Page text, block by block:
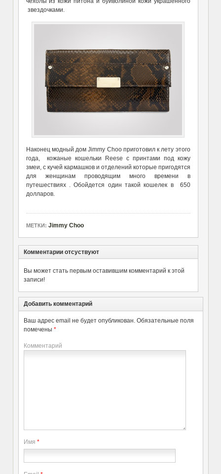
звездочками.
Наконец модный дом Jimmy Choo приготовил к лету этого
года, кожаные кошельки Reese с принтами под кожу
змеи, с кучей кармашков и отделений которые пригодятся
для женщинам проводящим много времени в
путешествиях . Обойдется один такой кошелек в 650
долларов.
МЕТКИ: Jimmy Choo
Комментарии отсуствуют
Вы может стать первым оставившим комментарий к этой
записи!
Добавить комментарий
Ваш адрес email не будет опубликован. Обязательные поля
помечены *
Комментарий
Имя *